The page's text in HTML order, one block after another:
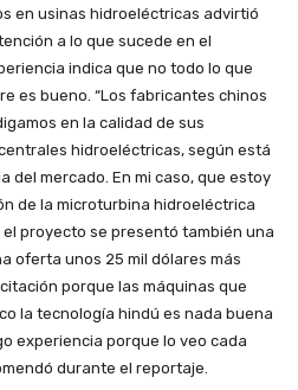
en usinas hidroeléctricas advirtió
a lo que sucede en el
indica que no todo lo que
es bueno. “Los fabricantes chinos
en la calidad de sus
hidroeléctricas, según está
del mercado. En mi caso, que estoy
de la microturbina hidroeléctrica
proyecto se presentó también una
oferta unos 25 mil dólares más
porque las máquinas que
la tecnología hindú es nada buena
experiencia porque lo veo cada
durante el reportaje.